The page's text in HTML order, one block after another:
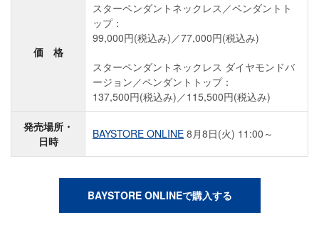
価 格
スターペンダントネックレス／ペンダントト
ップ：
99,000円(税込み)／77,000円(税込み)
スターペンダントネックレス ダイヤモンドバ
ージョン／ペンダントトップ：
137,500円(税込み)／115,500円(税込み)
発売場所・
日時
BAYSTORE ONLINE 8月8日(火) 11:00～
BAYSTORE ONLINEで購入する